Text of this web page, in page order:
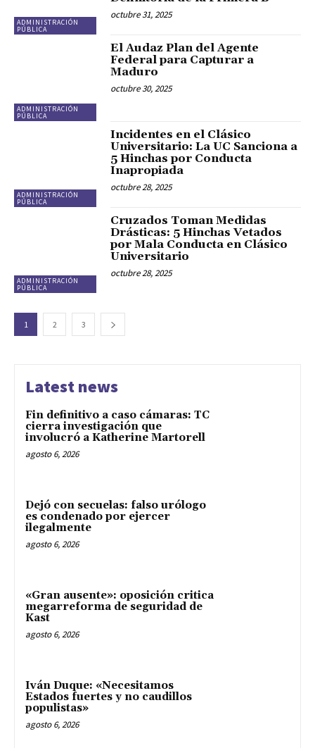
ADMINISTRACIÓN
PÚBLICA
octubre 31, 2025
ADMINISTRACIÓN
PÚBLICA
El Audaz Plan del Agente
Federal para Capturar a
Maduro
octubre 30, 2025
ADMINISTRACIÓN
PÚBLICA
Incidentes en el Clásico
Universitario: La UC Sanciona a
5 Hinchas por Conducta
Inapropiada
octubre 28, 2025
ADMINISTRACIÓN
PÚBLICA
Cruzados Toman Medidas
Drásticas: 5 Hinchas Vetados
por Mala Conducta en Clásico
Universitario
octubre 28, 2025
1 2 3
Latest news
Fin definitivo a caso cámaras: TC
cierra investigación que
involucró a Katherine Martorell
agosto 6, 2026
Dejó con secuelas: falso urólogo
es condenado por ejercer
ilegalmente
agosto 6, 2026
«Gran ausente»: oposición critica
megarreforma de seguridad de
Kast
agosto 6, 2026
Iván Duque: «Necesitamos
Estados fuertes y no caudillos
populistas»
agosto 6, 2026